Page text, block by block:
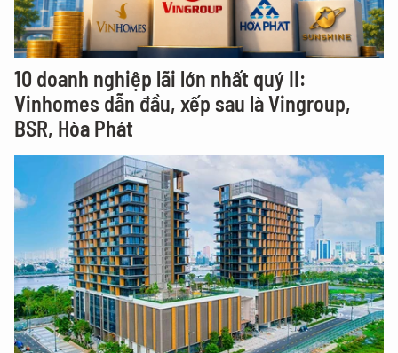
10 doanh nghiệp lãi lớn nhất quý II:
Vinhomes dẫn đầu, xếp sau là Vingroup,
BSR, Hòa Phát